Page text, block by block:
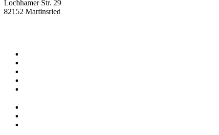
Lochhamer Str. 29
82152 Martinsried